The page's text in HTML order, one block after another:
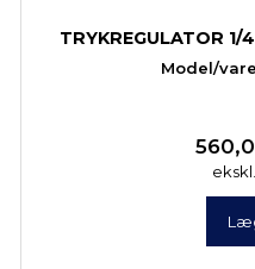
TRYKREGULATOR
Model/